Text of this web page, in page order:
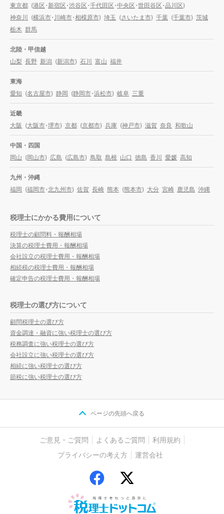
東京都 (港区・新宿区・渋谷区・千代田区・中央区・世田谷区・品川区)
神奈川 (横浜市・川崎市・相模原市) 埼玉 (さいたま市) 千葉 (千葉市) 茨城
栃木 群馬
北陸・甲信越
山梨 長野 新潟 (新潟市) 石川 富山 福井
東海
愛知 (名古屋市) 静岡 (静岡市・浜松市) 岐阜 三重
近畿
大阪 (大阪市・堺市) 京都 (京都市) 兵庫 (神戸市) 滋賀 奈良 和歌山
中国・四国
岡山 (岡山市) 広島 (広島市) 鳥取 島根 山口 徳島 香川 愛媛 高知
九州・沖縄
福岡 (福岡市・北九州市) 佐賀 長崎 熊本 (熊本市) 大分 宮崎 鹿児島 沖縄
税理士にかかる費用について
税理士の顧問料・報酬相場
決算の税理士費用・報酬相場
会社設立の税理士費用・報酬相場
相続税の税理士費用・報酬相場
確定申告の税理士費用・報酬相場
税理士の選び方について
顧問税理士の選び方
資金調達・融資に強い税理士の選び方
税務調査に強い税理士の選び方
会社設立に強い税理士の選び方
相続に強い税理士の選び方
節税に強い税理士の選び方
ページの先頭へ戻る
ご意見・ご質問 よくあるご質問
利用規約
プライバシーの考え方
運営会社